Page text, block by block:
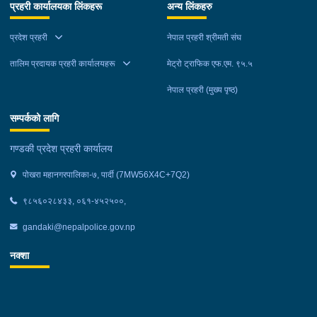
प्रहरी कार्यालयका लिंकहरू
प्रदेश प्रहरी
तालिम प्रदायक प्रहरी कार्यालयहरू
अन्य लिंकहरु
नेपाल प्रहरी श्रीमती संघ
मेट्रो ट्राफिक एफ.एम. ९५.५
नेपाल प्रहरी (मुख्य पृष्ठ)
सम्पर्कको लागि
गण्डकी प्रदेश प्रहरी कार्यालय
पोखरा महानगरपालिका-७, पार्दी (7MW56X4C+7Q2)
९८५६०२८४३३, ०६१-४५२५००,
gandaki@nepalpolice.gov.np
नक्शा